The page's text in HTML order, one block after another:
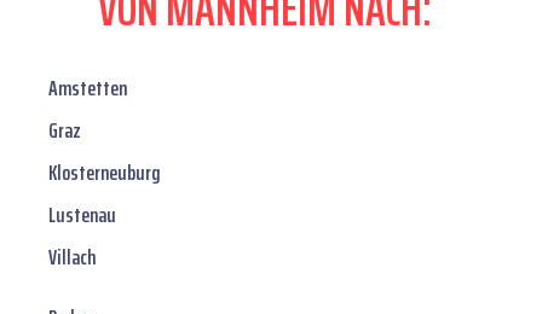
Amstetten
Graz
Klosterneuburg
Lustenau
Villach